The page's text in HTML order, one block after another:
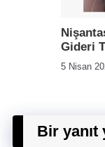
Gideri
5 Nisan
Bir yanıt